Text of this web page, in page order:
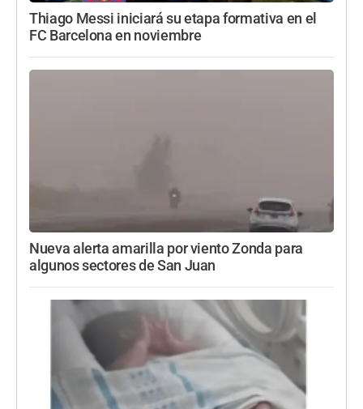
Thiago Messi iniciará su etapa formativa en el
FC Barcelona en noviembre
Nueva alerta amarilla por viento Zonda para
algunos sectores de San Juan